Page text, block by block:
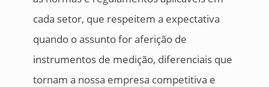
cada setor, que respeitem a expectativa
quando o assunto for aferição de
instrumentos de medição, diferenciais que
tornam a nossa empresa competitiva e